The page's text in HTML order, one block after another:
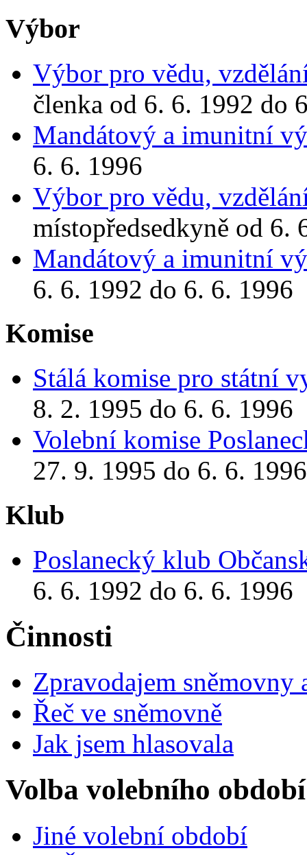
Výbor
Výbor pro vědu,
členka od 6. 6. 1992 do
Mandátový a imunitní
6. 6. 1996
Výbor pro vědu,
místopředsedkyně od 6.
Mandátový a imunitní
6. 6. 1992 do 6. 6. 1996
Komise
Stálá komise pro státní
8. 2. 1995 do 6. 6. 1996
Volební komise
27. 9. 1995 do 6. 6. 1996
Klub
Poslanecký klub
6. 6. 1992 do 6. 6. 1996
Činnosti
Zpravodajem
Řeč ve sněmovně
Jak jsem hlasovala
Volba volebního období
Jiné volební období